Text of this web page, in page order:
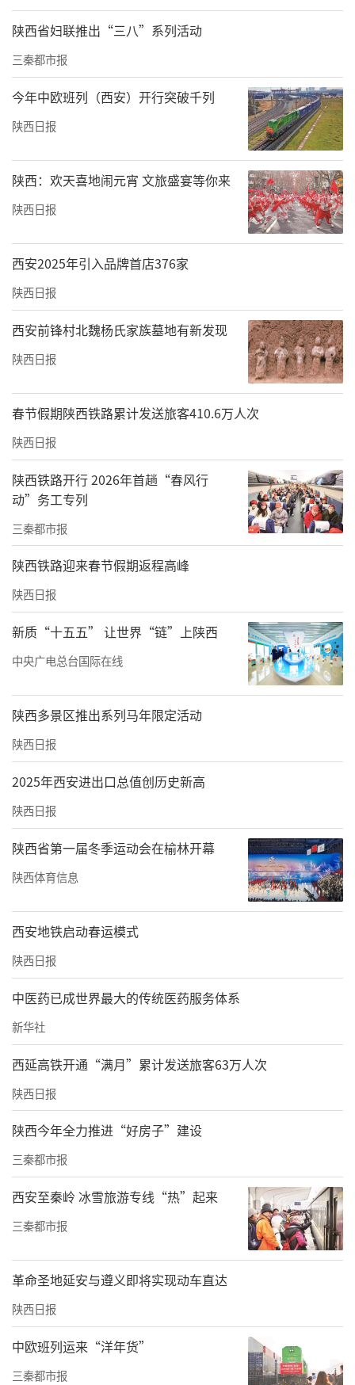
陕西省妇联推出“三八”系列活动
三秦都市报
今年中欧班列（西安）开行突破千列
陕西日报
陕西：欢天喜地闹元宵 文旅盛宴等你来
陕西日报
西安2025年引入品牌首店376家
陕西日报
西安前锋村北魏杨氏家族墓地有新发现
陕西日报
春节假期陕西铁路累计发送旅客410.6万人次
陕西日报
陕西铁路开行 2026年首趟“春风行
动”务工专列
三秦都市报
陕西铁路迎来春节假期返程高峰
陕西日报
新质“十五五” 让世界“链”上陕西
中央广电总台国际在线
陕西多景区推出系列马年限定活动
陕西日报
2025年西安进出口总值创历史新高
陕西日报
陕西省第一届冬季运动会在榆林开幕
陕西体育信息
西安地铁启动春运模式
陕西日报
中医药已成世界最大的传统医药服务体系
新华社
西延高铁开通“满月”累计发送旅客63万人次
陕西日报
陕西今年全力推进“好房子”建设
三秦都市报
西安至秦岭 冰雪旅游专线“热”起来
三秦都市报
革命圣地延安与遵义即将实现动车直达
陕西日报
中欧班列运来“洋年货”
三秦都市报